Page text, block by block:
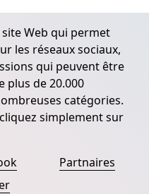
Web qui permet
les réseaux sociaux,
qui peuvent être
plus de 20.000
catégories.
simplement sur
Partnaires